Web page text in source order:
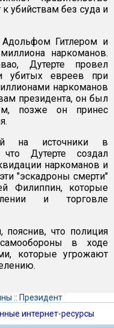
к убийствам без суда и
Адольфом Гитлером и
наркоманов.
Дутерте провел
убитых евреев при
наркоманов
президента, он был
позже он принес
на источники в
что Дутерте создал
наркоманов и
"эскадроны смерти"
Филиппин, которые
и торговле
пояснив, что полиция
в ходе
которые угрожают
:: Президент
интернет-ресурсы